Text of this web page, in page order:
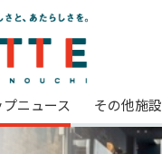
ニュース その他施設